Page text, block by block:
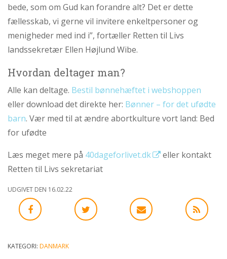
2.8:
Nyhedsbrev
3.0:
Nyheder
4.0:
Webshop
indlæg:
Etiske
og
abort!Forrige
Fisters
Fight
skaber
debat
bede, som om Gud kan forandre alt? Det er dette
fællesskab, vi gerne vil invitere enkeltpersoner og
menigheder med ind i”, fortæller Retten til Livs
landssekretær Ellen Højlund Wibe.
Hvordan deltager man?
Alle kan deltage. Bestil bønnehæftet i webshoppen
eller download det direkte her: Bønner – for det ufødte
barn. Vær med til at ændre abortkulture vort land: Bed
for ufødte
Læs meget mere på 40dageforlivet.dk
eller kontakt
Retten til Livs sekretariat
UDGIVET DEN 16.02.22
KATEGORI: DANMARK